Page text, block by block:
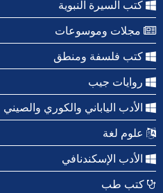
كتب السيرة النبوية
مجلات وموسوعات
كتب فلسفة ومنطق
روايات جيب
الأدب الياباني والكوري والصيني
علوم لغة
الأدب الإسكندنافي
كتب طب